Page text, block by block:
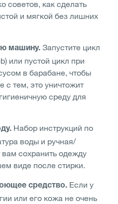
советов, как сделать
и мягкой без лишних
машину. Запустите цикл
или пустой цикл при
в барабане, чтобы
с тем, это уничтожит
среду для
Набор инструкций по
воды и ручная/
сохранить одежду
виде после стирки.
средство. Если у
или его кожа не очень